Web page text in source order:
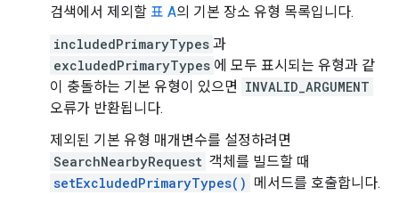
검색에서 제외할 표 A의 기본 장소 유형 목록입니다.
includedPrimaryTypes 과
excludedPrimaryTypes 에 모두 표시되는 유형과 같
이 충돌하는 기본 유형이 있으면 INVALID_ARGUMENT
오류가 반환됩니다.
제외된 기본 유형 매개변수를 설정하려면
SearchNearbyRequest 객체를 빌드할 때
setExcludedPrimaryTypes() 메서드를 호출합니다.